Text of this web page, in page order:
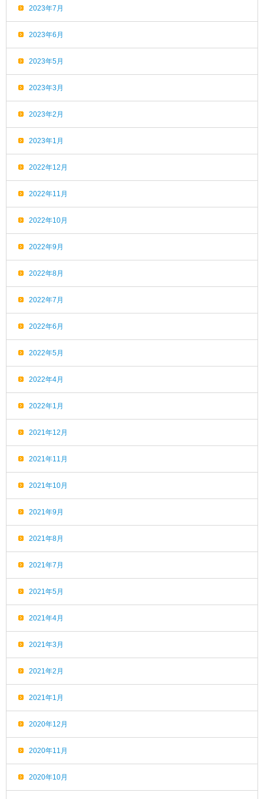
2023年7月
2023年6月
2023年5月
2023年3月
2023年2月
2023年1月
2022年12月
2022年11月
2022年10月
2022年9月
2022年8月
2022年7月
2022年6月
2022年5月
2022年4月
2022年1月
2021年12月
2021年11月
2021年10月
2021年9月
2021年8月
2021年7月
2021年5月
2021年4月
2021年3月
2021年2月
2021年1月
2020年12月
2020年11月
2020年10月